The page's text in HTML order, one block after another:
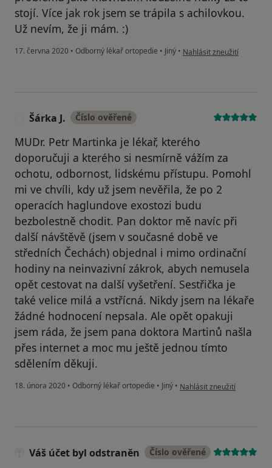
stojí. Více jak rok jsem se trápila s achilovkou.
Už nevím, že ji mám. :)
17. června 2020 • Odborný lékař ortopedie • Jiný • podle názoru uživatele Eva
Nahlásit zneužití
Šárka J. Číslo ověřené
MUDr. Petr Martinka je lékař, kterého
doporučuji a kterého si nesmírně vážím za
ochotu, odbornost, lidskému přístupu. Pomohl
mi ve chvíli, kdy už jsem nevěřila, že po 2
operacích haglundove exostozi budu
bezbolestně chodit. Pan doktor mě navíc při
další návštěvě (jsem v současné době ve
středních Čechách) objednal i mimo ordinační
hodiny na neinvazivní zákrok, abych nemusela
opět cestovat na další vyšetření. Sestřička je
také velice milá a vstřícná. Nikdy jsem na lékaře
žádné hodnocení nepsala. Ale opět opakuji
jsem ráda, že jsem pana doktora Martinů našla
přes internet a moc mu ještě jednou tímto
sdělením děkuji.
18. února 2020 • Odborný lékař ortopedie • Jiný • podle názoru uživatele
Nahlásit zneužití
Váš účet byl odstraněn Číslo ověřené